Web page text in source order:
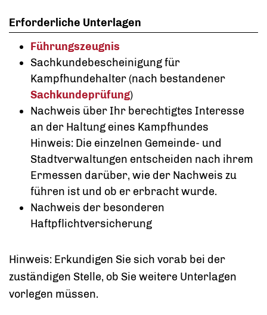
Erforderliche Unterlagen
Führungszeugnis
Sachkundebescheinigung für
Kampfhundehalter (nach bestandener
Sachkundeprüfung)
Nachweis über Ihr berechtigtes Interesse
an der Haltung eines Kampfhundes
Hinweis: Die einzelnen Gemeinde- und
Stadtverwaltungen entscheiden nach ihrem
Ermessen darüber, wie der Nachweis zu
führen ist und ob er erbracht wurde.
Nachweis der besonderen
Haftpflichtversicherung
Hinweis: Erkundigen Sie sich vorab bei der
zuständigen Stelle, ob Sie weitere Unterlagen
vorlegen müssen.